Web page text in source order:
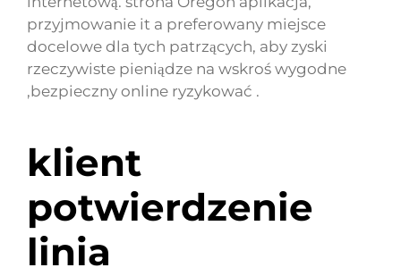
przyjmowanie it a preferowany miejsce
docelowe dla tych patrzących, aby zyski
rzeczywiste pieniądze na wskroś wygodne
,bezpieczny online ryzykować .
klient
potwierdzenie
linia